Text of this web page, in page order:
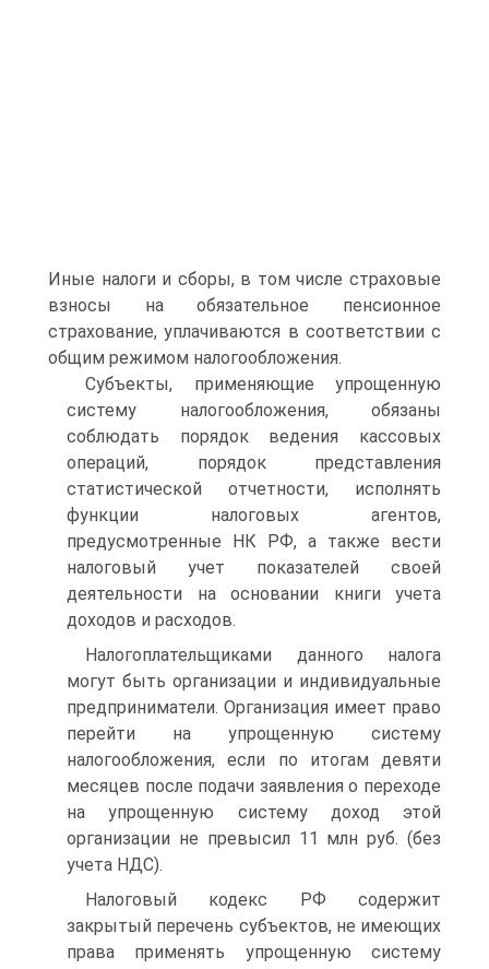
Иные налоги и сборы, в том числе страховые
взносы на обязательное пенсионное
страхование, уплачиваются в соответствии с
общим режимом налогообложения.
Субъекты, применяющие упрощенную
систему налогообложения, обязаны
соблюдать порядок ведения кассовых
операций, порядок представления
статистической отчетности, исполнять
функции налоговых агентов,
предусмотренные НК РФ, а также вести
налоговый учет показателей своей
деятельности на основании книги учета
доходов и расходов.
Налогоплательщиками данного налога
могут быть организации и индивидуальные
предприниматели. Организация имеет право
перейти на упрощенную систему
налогообложения, если по итогам девяти
месяцев после подачи заявления о переходе
на упрощенную систему доход этой
организации не превысил 11 млн руб. (без
учета НДС).
Налоговый кодекс РФ содержит
закрытый перечень субъектов, не имеющих
права применять упрощенную систему